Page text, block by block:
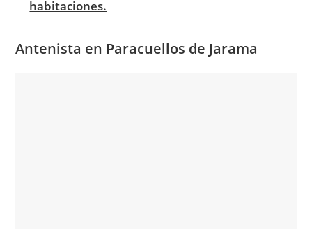
habitaciones.
Antenista en Paracuellos de Jarama